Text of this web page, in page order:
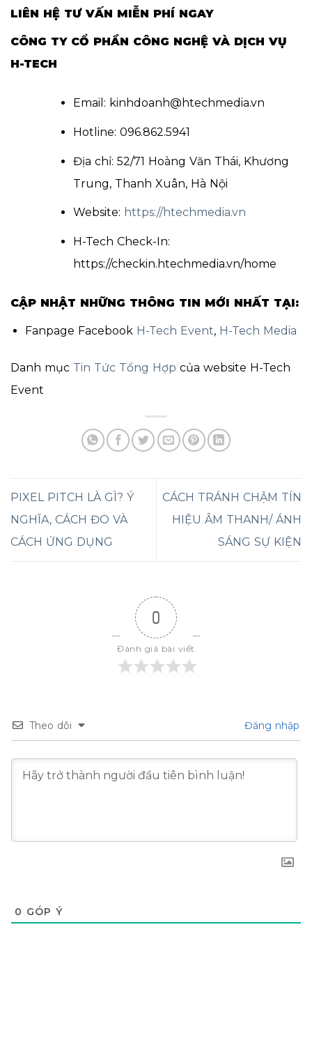
LIÊN HỆ TƯ VẤN MIỄN PHÍ NGAY
CÔNG TY CỔ PHẦN CÔNG NGHỆ VÀ DỊCH VỤ
H-TECH
Email: kinhdoanh@htechmedia.vn
Hotline: 096.862.5941
Địa chỉ: 52/71 Hoàng Văn Thái, Khương
Trung, Thanh Xuân, Hà Nội
Website: https://htechmedia.vn
H-Tech Check-In:
https://checkin.htechmedia.vn/home
CẬP NHẬT NHỮNG THÔNG TIN MỚI NHẤT TẠI:
Fanpage Facebook H-Tech Event,H-Tech Media
Danh mục Tin Tức Tổng Hợp của website H-Tech
Event
PIXEL PITCH LÀ GÌ? Ý
NGHĨA, CÁCH ĐO VÀ
CÁCH ỨNG DỤNG
CÁCH TRÁNH CHẬM TÍN
HIỆU ÂM THANH/ ÁNH
SÁNG SỰ KIỆN
0
Đánh giá bài viết
Theo dõi Đăng nhập
0 GÓP Ý